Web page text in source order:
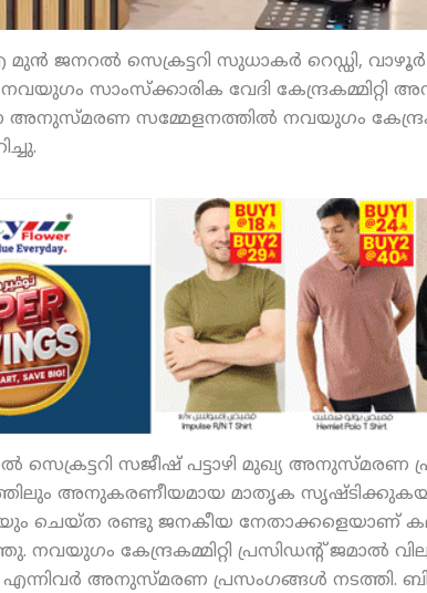
മുന്‍ ജനറല്‍ സെക്രട്ടറി സുധാകര്‍ റെഡ്ഡി,
സാംസ്‌ക്കാരിക വേദി കേന്ദ്രകമ്മിറ്റി
അനുസ്മരണ സമ്മേളനത്തില്‍ നവയുഗം
സെക്രട്ടറി സജീഷ് പട്ടാഴി മുഖ്യ അനുസ്മരണ
അനുകരണീയമായ മാതൃക
ചെയ്ത രണ്ടു ജനകീയ നേതാക്കളെയാണ്
നവയുഗം കേന്ദ്രകമ്മിറ്റി പ്രസിഡന്റ് ജമാല്‍
എന്നിവര്‍ അനുസ്മരണ പ്രസംഗങ്ങള്‍ നടത്തി.